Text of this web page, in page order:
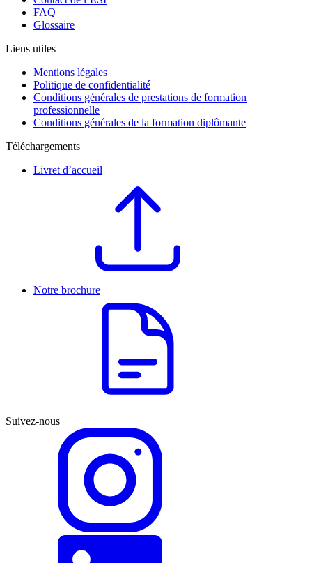
FAQ
Glossaire
Liens utiles
Mentions légales
Politique de confidentialité
Conditions générales de prestations de formation
professionnelle
Conditions générales de la formation diplômante
Téléchargements
Livret d’accueil
Notre brochure
Suivez-nous